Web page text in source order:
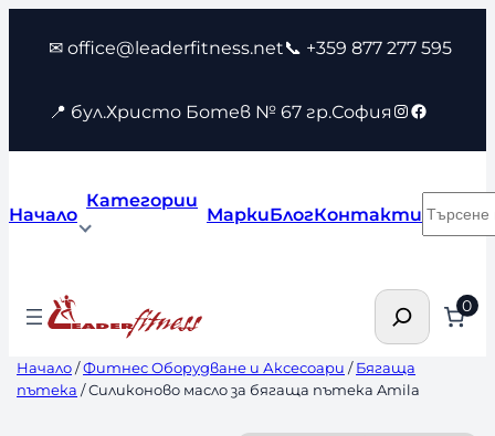
съдържанието
✉ office@leaderfitness.net📞 +359 877 277 595
📍 бул.Христо Ботев № 67 гр.София Instagram
Facebook
Начало
Категории
МаркиБлогКонтакти
Търсене 0
Начало/Фитнес Оборудване и Аксесоари /Бягаща
пътека / Силиконово масло за бягаща пътека Amila